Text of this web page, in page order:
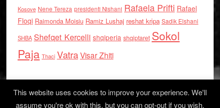
Kosove Nene Tereza presidenti Nishani Rafaela Prifti Rafael
Floqi Raimonda Moisiu Ramiz Lushaj reshat kripa Sadik Elshani
SHBA Shefqet Kercelli shqiperia shqiptaret Sokol
Paja Thaci VatraVisar Zhiti
This website uses cookies to improve your experience. We'll
assume you're ok with this, but you can opt-out if you wish.